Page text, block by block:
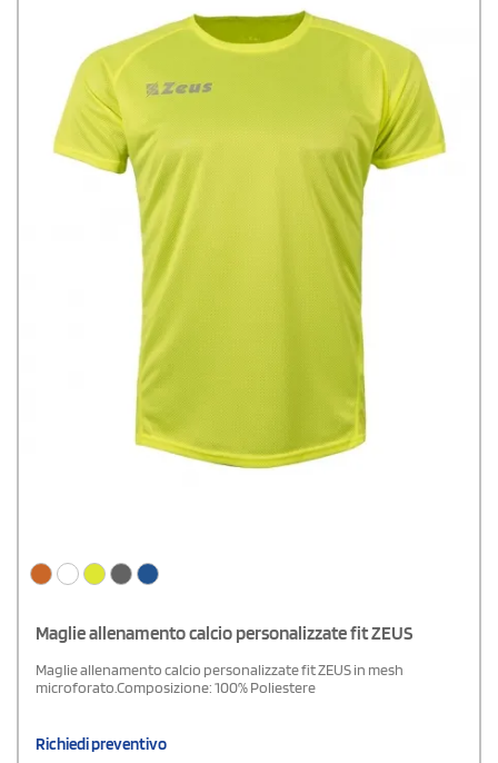
Maglie allenamento calcio personalizzate fit ZEUS
Maglie allenamento calcio personalizzate fit ZEUS in mesh
microforato.Composizione: 100% Poliestere
Richiedi preventivo